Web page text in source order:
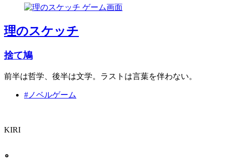
理のスケッチ
捨て鳩
前半は哲学、後半は文学。ラストは言葉を伴わない。
#ノベルゲーム
KIRI
。